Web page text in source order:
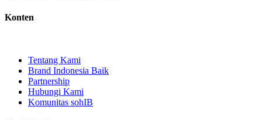
Konten
Tentang Kami
Brand Indonesia Baik
Partnership
Hubungi Kami
Komunitas sohIB